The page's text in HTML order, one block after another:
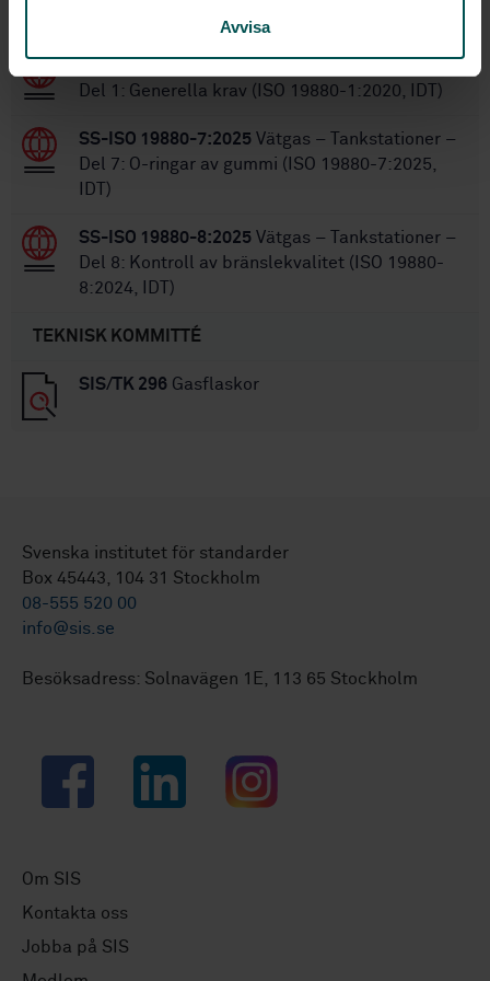
Avvisa
Del 1: Generella krav (ISO 19880-1:2020, IDT)
SS-ISO 19880-7:2025 Vätgas – Tankstationer –
Del 7: O-ringar av gummi (ISO 19880-7:2025,
IDT)
SS-ISO 19880-8:2025 Vätgas – Tankstationer –
Del 8: Kontroll av bränslekvalitet (ISO 19880-
8:2024, IDT)
TEKNISK KOMMITTÉ
SIS/TK 296 Gasflaskor
Svenska institutet för standarder
Box 45443, 104 31 Stockholm
08-555 520 00
info@sis.se
Besöksadress: Solnavägen 1E, 113 65 Stockholm
Facebook LinkedIn Instagram
Om SIS
Kontakta oss
Jobba på SIS